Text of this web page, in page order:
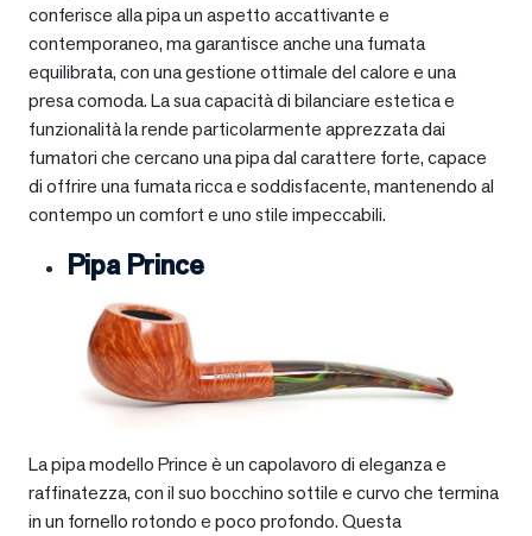
conferisce alla pipa un aspetto accattivante e
contemporaneo, ma garantisce anche una fumata
equilibrata, con una gestione ottimale del calore e una
presa comoda. La sua capacità di bilanciare estetica e
funzionalità la rende particolarmente apprezzata dai
fumatori che cercano una pipa dal carattere forte, capace
di offrire una fumata ricca e soddisfacente, mantenendo al
contempo un comfort e uno stile impeccabili.
Pipa Prince
La pipa modello Prince è un capolavoro di eleganza e
raffinatezza, con il suo bocchino sottile e curvo che termina
in un fornello rotondo e poco profondo. Questa